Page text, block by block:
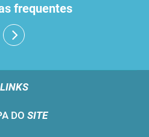
frequentes
LINKS
DO SITE